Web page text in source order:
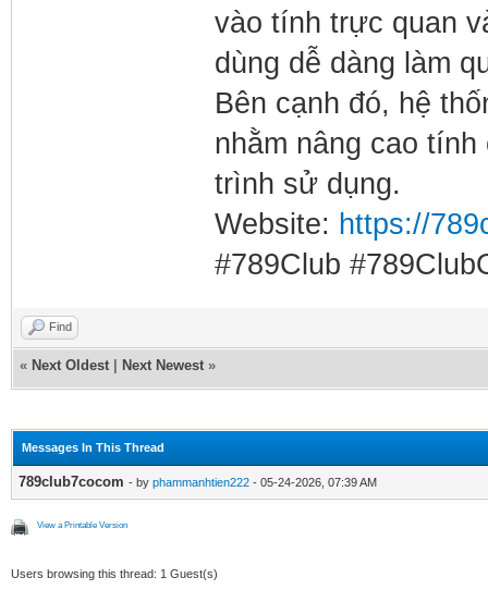
vào tính trực quan
dùng dễ dàng làm
Bên cạnh đó, hệ
nhằm nâng cao
trình sử dụng.
Website: https://
#789Club
Find
« Next Oldest Next Newest »
Messages In This Thread
789club7cocom - by phammanhtien222 - 05-24-2026, 07:39 AM
View a Printable Version
Users browsing this thread: 1 Guest(s)